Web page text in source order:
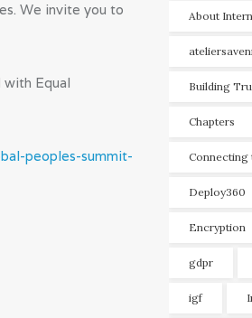
We invite you to
with Equal
peoples-summit-
About
Building
Chapters
Connecting
Deploy360
Encryption
gdpr
igf